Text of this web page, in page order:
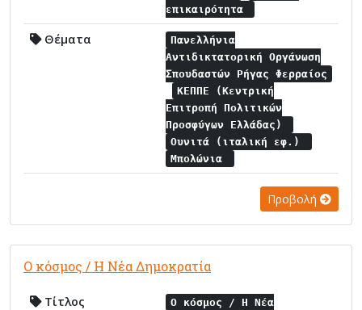
επικαιρότητα
Θέματα
Πανελλήνια
Αντιδικτατορική Οργάνωση
Σπουδαστών Ρήγας Φερραίος
ΚΕΠΠΕ (Κεντρική
Επιτροπή Πολιτικών
Προσφύγων Ελλάδας)
Ουνιτά (ιταλική εφ.)
Μπολώνια
Προβολή
Ο κόσμος / Η Νέα Δημοκρατία
Τίτλος
Ο κόσμος / Η Νέα